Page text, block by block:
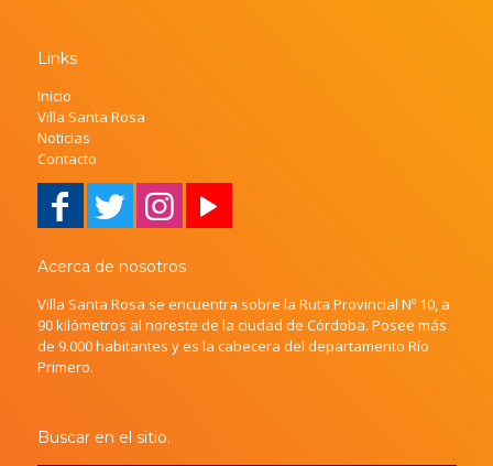
Links
Inicio
Villa Santa Rosa
Noticias
Contacto
Acerca de nosotros
Villa Santa Rosa se encuentra sobre la Ruta Provincial Nº 10, a
90 kilómetros al noreste de la ciudad de Córdoba. Posee más
de 9.000 habitantes y es la cabecera del departamento Río
Primero.
Buscar en el sitio.